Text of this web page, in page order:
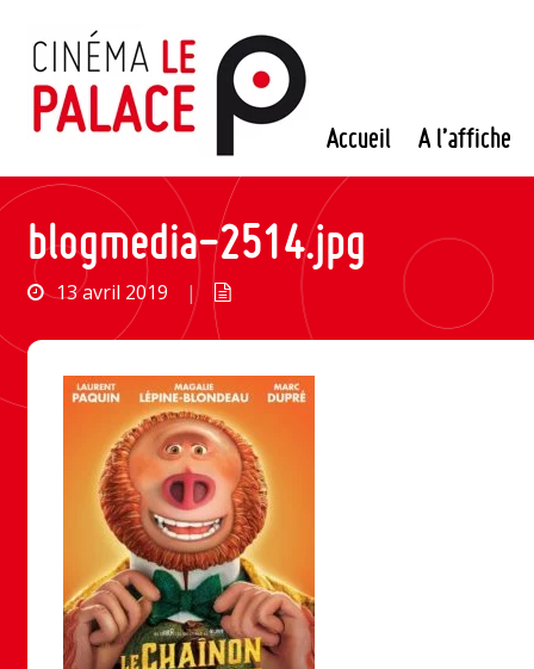
contenu
Accueil A l’affiche
blogmedia-2514.jpg
13 avril 2019 |